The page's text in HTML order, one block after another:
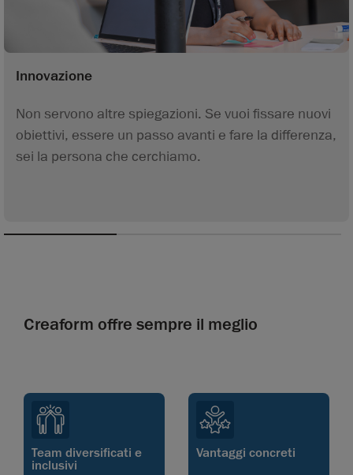
Innovazione
Non servono altre spiegazioni. Se vuoi fissare nuovi
obiettivi, essere un passo avanti e fare la differenza,
sei la persona che cerchiamo.
Creaform offre sempre il meglio
Team diversificati e
inclusivi
Vantaggi concreti